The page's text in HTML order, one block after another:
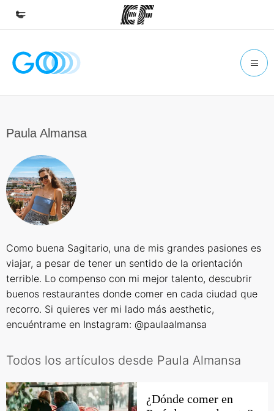
Inicio
Encuentra una oficina
Sobre nosotros
Quiénes somos
Paula Almansa
Como buena Sagitario, una de mis grandes pasiones es
viajar, a pesar de tener un sentido de la orientación
terrible. Lo compenso con mi mejor talento, descubrir
buenos restaurantes donde comer en cada ciudad que
recorro. Si quieres ver mi lado más aesthetic,
encuéntrame en Instagram: @paulaalmansa
Todos los artículos desde Paula Almansa
¿Dónde comer en